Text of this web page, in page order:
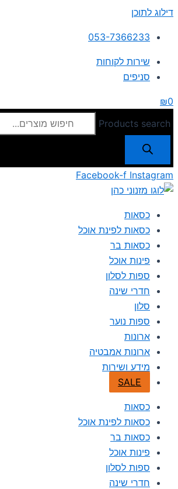
דילוג לתוכן
053-7366233
שירות לקוחות
סניפים
₪0
Products search
Facebook-f Instagram
כסאות
כסאות לפינת אוכל
כסאות בר
פינות אוכל
ספות לסלון
חדרי שינה
סלון
ספות נוער
ארונות
ארונות אמבטיה
מידע ושירות
SALE
כסאות
כסאות לפינת אוכל
כסאות בר
פינות אוכל
ספות לסלון
חדרי שינה